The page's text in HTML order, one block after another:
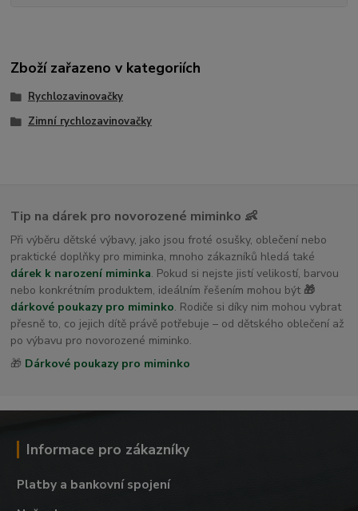
Zboží zařazeno v kategoriích
Rychlozavinovačky
Zimní rychlozavinovačky
Tip na dárek pro novorozené miminko 👶
Při výběru dětské výbavy, jako jsou froté osušky, oblečení nebo
praktické doplňky pro miminka, mnoho zákazníků hledá také
dárek k narození miminka. Pokud si nejste jistí velikostí, barvou
nebo konkrétním produktem, ideálním řešením mohou být 🎁
dárkové poukazy pro miminko. Rodiče si díky nim mohou vybrat
přesně to, co jejich dítě právě potřebuje – od dětského oblečení až
po výbavu pro novorozené miminko.
🎁 Dárkové poukazy pro miminko
Informace pro zákazníky
Platby a bankovní spojení